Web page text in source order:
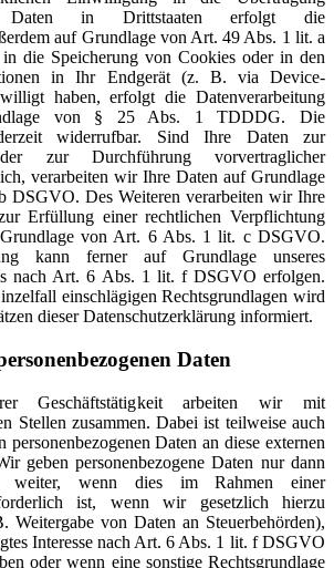
Daten in Drittstaaten erfolgt die
auf Grundlage von Art. 49 Abs. 1 lit. a
die Speicherung von Cookies oder in den
in Ihr Endgerät (z. B. via Device-
haben, erfolgt die Datenverarbeitung
von § 25 Abs. 1 TDDDG. Die
widerrufbar. Sind Ihre Daten zur
zur Durchführung vorvertraglicher
verarbeiten wir Ihre Daten auf Grundlage
DSGVO. Des Weiteren verarbeiten wir Ihre
Erfüllung einer rechtlichen Verpflichtung
von Art. 6 Abs. 1 lit. c DSGVO.
kann ferner auf Grundlage unseres
nach Art. 6 Abs. 1 lit. f DSGVO erfolgen.
einschlägigen Rechtsgrundlagen wird
dieser Datenschutzerklärung informiert.
Daten
Geschäftstätigkeit arbeiten wir mit
Stellen zusammen. Dabei ist teilweise auch
Daten an diese externen
geben personenbezogene Daten nur dann
weiter, wenn dies im Rahmen einer
ist, wenn wir gesetzlich hierzu
Weitergabe von Daten an Steuerbehörden),
Interesse nach Art. 6 Abs. 1 lit. f DSGVO
oder wenn eine sonstige Rechtsgrundlage